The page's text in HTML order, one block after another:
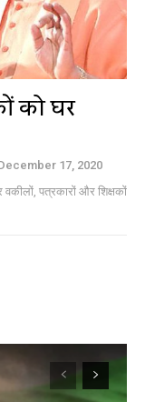
को घर
17, 2020
पत्रकारों और शिक्षकों